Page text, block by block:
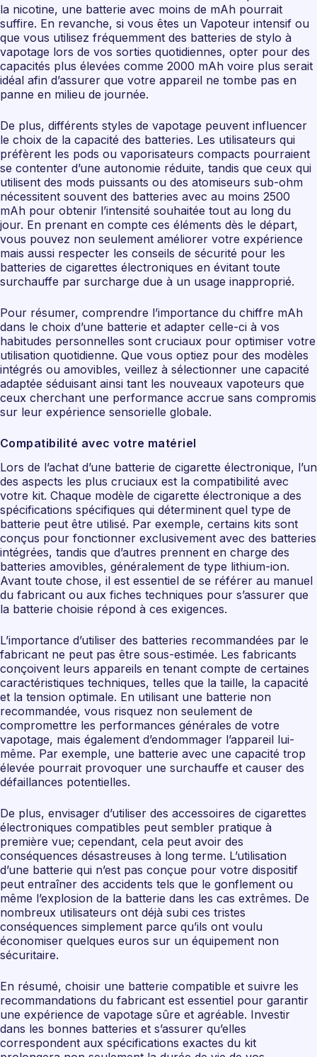
la nicotine, une batterie avec moins de mAh pourrait
suffire. En revanche, si vous êtes un Vapoteur intensif ou
que vous utilisez fréquemment des batteries de stylo à
vapotage lors de vos sorties quotidiennes, opter pour des
capacités plus élevées comme 2000 mAh voire plus serait
idéal afin d’assurer que votre appareil ne tombe pas en
panne en milieu de journée.
De plus, différents styles de vapotage peuvent influencer
le choix de la capacité des batteries. Les utilisateurs qui
préfèrent les pods ou vaporisateurs compacts pourraient
se contenter d’une autonomie réduite, tandis que ceux qui
utilisent des mods puissants ou des atomiseurs sub-ohm
nécessitent souvent des batteries avec au moins 2500
mAh pour obtenir l’intensité souhaitée tout au long du
jour. En prenant en compte ces éléments dès le départ,
vous pouvez non seulement améliorer votre expérience
mais aussi respecter les conseils de sécurité pour les
batteries de cigarettes électroniques en évitant toute
surchauffe par surcharge due à un usage inapproprié.
Pour résumer, comprendre l’importance du chiffre mAh
dans le choix d’une batterie et adapter celle-ci à vos
habitudes personnelles sont cruciaux pour optimiser votre
utilisation quotidienne. Que vous optiez pour des modèles
intégrés ou amovibles, veillez à sélectionner une capacité
adaptée séduisant ainsi tant les nouveaux vapoteurs que
ceux cherchant une performance accrue sans compromis
sur leur expérience sensorielle globale.
Compatibilité avec votre matériel
Lors de l’achat d’une batterie de cigarette électronique, l’un
des aspects les plus cruciaux est la compatibilité avec
votre kit. Chaque modèle de cigarette électronique a des
spécifications spécifiques qui déterminent quel type de
batterie peut être utilisé. Par exemple, certains kits sont
conçus pour fonctionner exclusivement avec des batteries
intégrées, tandis que d’autres prennent en charge des
batteries amovibles, généralement de type lithium-ion.
Avant toute chose, il est essentiel de se référer au manuel
du fabricant ou aux fiches techniques pour s’assurer que
la batterie choisie répond à ces exigences.
L’importance d’utiliser des batteries recommandées par le
fabricant ne peut pas être sous-estimée. Les fabricants
conçoivent leurs appareils en tenant compte de certaines
caractéristiques techniques, telles que la taille, la capacité
et la tension optimale. En utilisant une batterie non
recommandée, vous risquez non seulement de
compromettre les performances générales de votre
vapotage, mais également d’endommager l’appareil lui-
même. Par exemple, une batterie avec une capacité trop
élevée pourrait provoquer une surchauffe et causer des
défaillances potentielles.
De plus, envisager d’utiliser des accessoires de cigarettes
électroniques compatibles peut sembler pratique à
première vue; cependant, cela peut avoir des
conséquences désastreuses à long terme. L’utilisation
d’une batterie qui n’est pas conçue pour votre dispositif
peut entraîner des accidents tels que le gonflement ou
même l’explosion de la batterie dans les cas extrêmes. De
nombreux utilisateurs ont déjà subi ces tristes
conséquences simplement parce qu’ils ont voulu
économiser quelques euros sur un équipement non
sécuritaire.
En résumé, choisir une batterie compatible et suivre les
recommandations du fabricant est essentiel pour garantir
une expérience de vapotage sûre et agréable. Investir
dans les bonnes batteries et s’assurer qu’elles
correspondent aux spécifications exactes du kit